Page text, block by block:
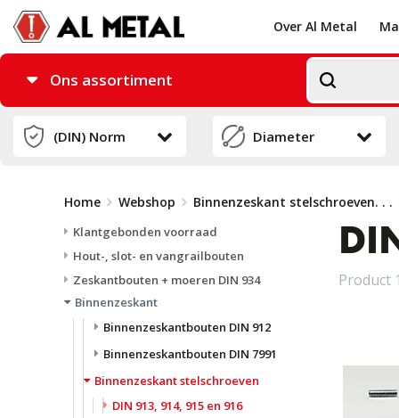
Over Al Metal
Ons assortiment
Home Webshop Binnenzeskant stelschroeven. . .
Klantgebonden voorraad
Hout-, slot- en vangrailbouten
Zeskantbouten + moeren DIN 934
Binnenzeskant
Binnenzeskantbouten DIN 912
Binnenzeskantbouten DIN 7991
Binnenzeskant stelschroeven
DIN 913, 914, 915 en 916
Product